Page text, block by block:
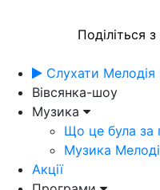
Поділіться
Слухати Мелодія
Вівсянка-шоу
Музика
Що це була за
Музика
Акції